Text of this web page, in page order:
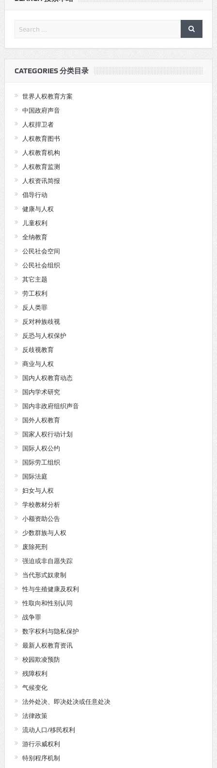
CATEGORIES 分类目录
世界人权教育方案
中国政府声音
人权捍卫者
人权教育图书
人权教育机构
人权教育监测
人权资讯简报
倡导行动
健康与人权
儿童权利
全纳教育
公民社会空间
公民社会组织
其它主题
劳工权利
反人类罪
反对种族歧视
反恐与人权保护
反歧视教育
商业与人权
国内人权教育动态
国内学术研究
国内非政府组织声音
国外人权教育
国家人权行动计划
国际人权公约
国际劳工组织
国际法庭
妇女与人权
学校教材分析
小额资助公告
少数群族与人权
废除死刑
强迫或非自愿失踪
当代形式奴隶制
性与生殖健康及权利
性取向和性别认同
战争罪
数字权利与隐私保护
最新人权教育资讯
校园欺凌预防
残障权利
气候变化
法外处决、即决处决或任意处决
法律政策
流动人口/移民权利
游行示威权利
特别程序机制